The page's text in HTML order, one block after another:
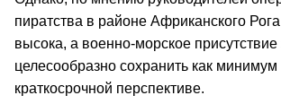
пиратства в районе Африканского
высока, а военно-морское присутствие
целесообразно сохранить как минимум
краткосрочной перспективе.